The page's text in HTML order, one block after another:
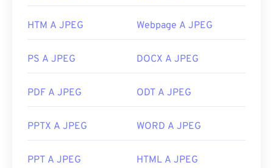
HTM A JPEG Webpage A JPEG
PS A JPEG DOCX A JPEG
PDF A JPEG ODT A JPEG
PPTX A JPEG WORD A JPEG
PPT A JPEG HTML A JPEG